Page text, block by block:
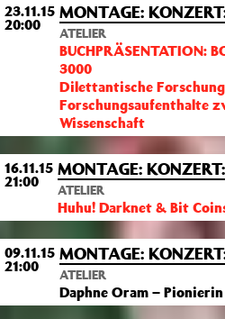
23.11.15
20:00
MONTAGE:
ATELIER
BUCHPRÄSENTATION:
3000
Dilettantische
Forschungsaufenthalte
Wissenschaft
16.11.15
21:00
MONTAGE:
ATELIER
Huhu! Darknet & Bit
09.11.15
21:00
MONTAGE:
ATELIER
Daphne Oram –